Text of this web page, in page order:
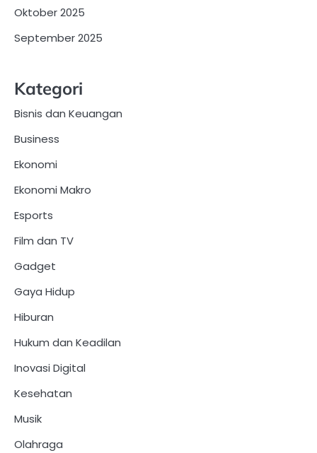
Oktober 2025
September 2025
Kategori
Bisnis dan Keuangan
Business
Ekonomi
Ekonomi Makro
Esports
Film dan TV
Gadget
Gaya Hidup
Hiburan
Hukum dan Keadilan
Inovasi Digital
Kesehatan
Musik
Olahraga